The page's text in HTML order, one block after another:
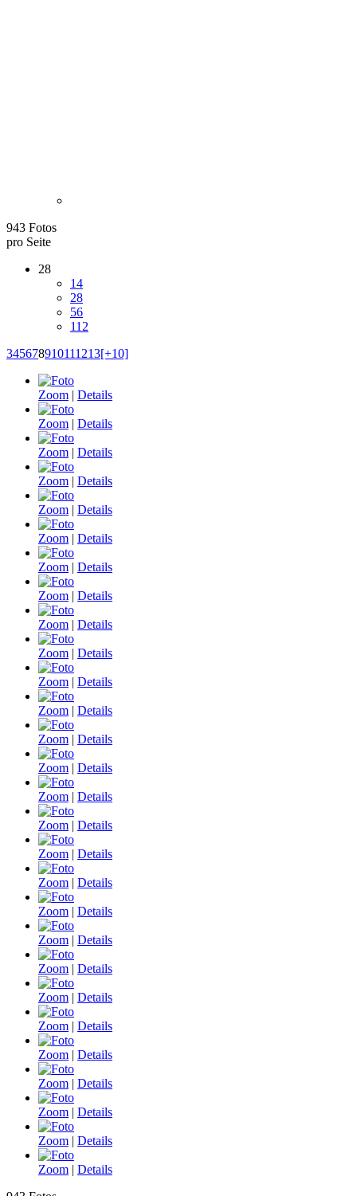
943 Fotos
pro Seite
28
14
28
56
112
345678910111213[+10]
Zoom | Details
Zoom | Details
Zoom | Details
Zoom | Details
Zoom | Details
Zoom | Details
Zoom | Details
Zoom | Details
Zoom | Details
Zoom | Details
Zoom | Details
Zoom | Details
Zoom | Details
Zoom | Details
Zoom | Details
Zoom | Details
Zoom | Details
Zoom | Details
Zoom | Details
Zoom | Details
Zoom | Details
Zoom | Details
Zoom | Details
Zoom | Details
Zoom | Details
Zoom | Details
Zoom | Details
Zoom | Details